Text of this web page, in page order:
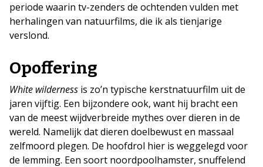
periode waarin tv-zenders de ochtenden vulden met
herhalingen van natuurfilms, die ik als tienjarige
verslond.
Opoffering
White wilderness is zo’n typische kerstnatuurfilm uit de
jaren vijftig. Een bijzondere ook, want hij bracht een
van de meest wijdverbreide mythes over dieren in de
wereld. Namelijk dat dieren doelbewust en massaal
zelfmoord plegen. De hoofdrol hier is weggelegd voor
de lemming. Een soort noordpoolhamster, snuffelend